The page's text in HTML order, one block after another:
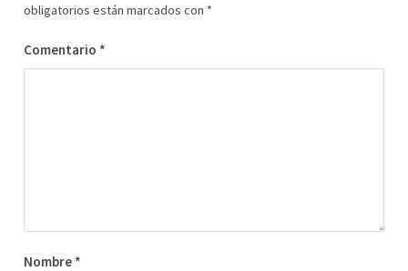
obligatorios están marcados con *
Comentario *
Nombre *